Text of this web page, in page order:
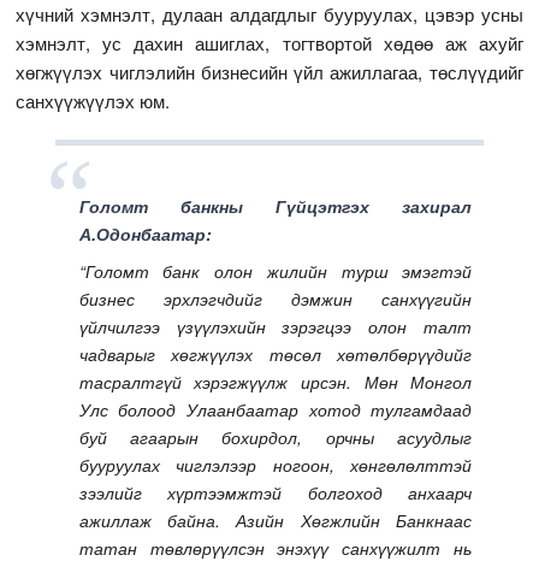
хүчний хэмнэлт, дулаан алдагдлыг бууруулах, цэвэр усны
хэмнэлт, ус дахин ашиглах, тогтвортой хөдөө аж ахуйг
хөгжүүлэх чиглэлийн бизнесийн үйл ажиллагаа, төслүүдийг
санхүүжүүлэх юм.
Голомт банкны Гүйцэтгэх захирал
А.Одонбаатар:
“Голомт банк олон жилийн турш эмэгтэй
бизнес эрхлэгчдийг дэмжин санхүүгийн
үйлчилгээ үзүүлэхийн зэрэгцээ олон талт
чадварыг хөгжүүлэх төсөл хөтөлбөрүүдийг
тасралтгүй хэрэгжүүлж ирсэн. Мөн Монгол
Улс болоод Улаанбаатар хотод тулгамдаад
буй агаарын бохирдол, орчны асуудлыг
бууруулах чиглэлээр ногоон, хөнгөлөлттэй
зээлийг хүртээмжтэй болгоход анхаарч
ажиллаж байна. Азийн Хөгжлийн Банкнаас
татан төвлөрүүлсэн энэхүү санхүүжилт нь